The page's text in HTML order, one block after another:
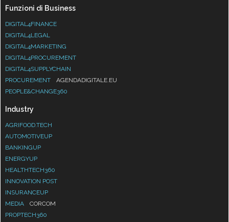
Funzioni di Business
DIGITAL4FINANCE
DIGITAL4LEGAL
DIGITAL4MARKETING
DIGITAL4PROCUREMENT
DIGITAL4SUPPLYCHAIN
PROCUREMENT
AGENDADIGITALE.EU
PEOPLE&CHANGE360
Industry
AGRIFOOD.TECH
AUTOMOTIVEUP
BANKINGUP
ENERGYUP
HEALTHTECH360
INNOVATION POST
INSURANCEUP
MEDIA
CORCOM
PROPTECH360